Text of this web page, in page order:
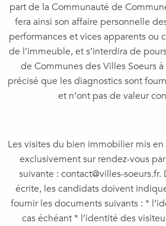
part de la Communauté de
fera ainsi son affaire personnelle
performances et vices apparents ou
de l’immeuble, et s’interdira de
de Communes des Villes Soeurs
précisé que les diagnostics sont
et n’ont pas de valeur
Les visites du bien immobilier mis
exclusivement sur rendez-vous
suivante : contact@villes-
écrite, les candidats doivent
fournir les documents suivants : *
cas échéant * l’identité des